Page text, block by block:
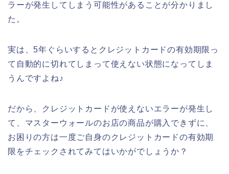
ラーが発生してしまう可能性があることが分かりまし
た。
実は、5年ぐらいするとクレジットカードの有効期限っ
て自動的に切れてしまって使えない状態になってしま
うんですよね♪
だから、クレジットカードが使えないエラーが発生し
て、マスターウォールのお店の商品が購入できずに、
お困りの方は一度ご自身のクレジットカードの有効期
限をチェックされてみてはいかがでしょうか？